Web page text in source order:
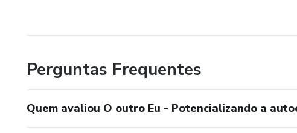
*Entendendo o TDAH
*Desmistificando a dislexia de leitura e a síndrome de Irlen
Site: www.actool.com.br
Perguntas Frequentes
Quem avaliou O outro Eu - Potencializando a